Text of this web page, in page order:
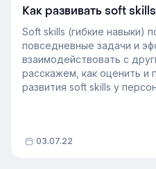
Как развивать soft
Soft skills (гибкие навыки)
повседневные задачи и
взаимодействовать с
расскажем, как оценить и
развития soft skills у
03.07.22